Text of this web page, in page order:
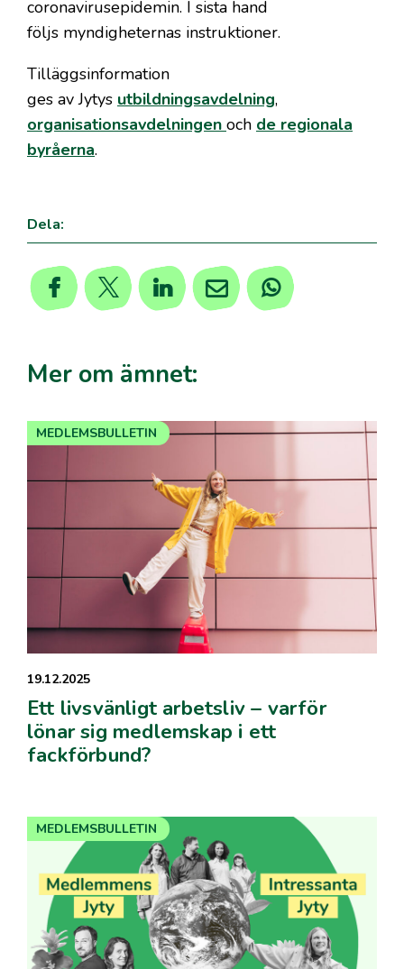
coronavirusepidemin. I sista hand
följs myndigheternas instruktioner.
Tilläggsinformation
ges av Jytys utbildningsavdelning,
organisationsavdelningen och de regionala
byråerna.
Dela:
Mer om ämnet:
19.12.2025
Ett livsvänligt arbetsliv – varför
lönar sig medlemskap i ett
fackförbund?
MEDLEMSBULLETIN
MEDLEMSBULLETIN